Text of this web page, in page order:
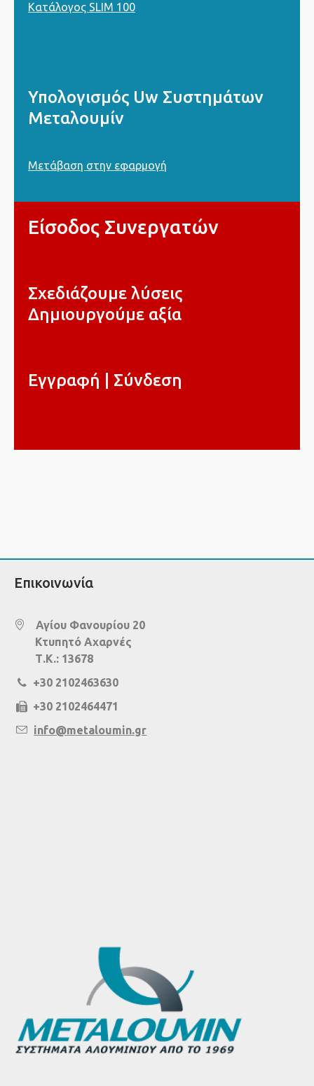
Κατάλογος SLIM 100
Υπολογισμός Uw Συστημάτων
Μεταλουμίν
Μετάβαση στην εφαρμογή
Είσοδος Συνεργατών
Σχεδιάζουμε λύσεις
Δημιουργούμε αξία
Εγγραφή | Σύνδεση
Επικοινωνία
Αγίου Φανουρίου 20
Κτυπητό Αχαρνές
Τ.Κ.: 13678
+30 2102463630
+30 2102464471
info@metaloumin.gr